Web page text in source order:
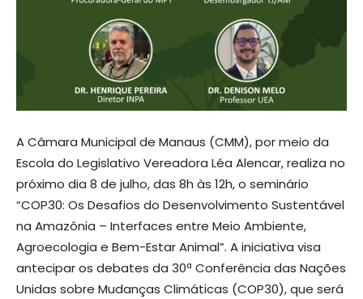
A Câmara Municipal de Manaus (CMM), por meio da
Escola do Legislativo Vereadora Léa Alencar, realiza no
próximo dia 8 de julho, das 8h às 12h, o seminário
“COP30: Os Desafios do Desenvolvimento Sustentável
na Amazônia – Interfaces entre Meio Ambiente,
Agroecologia e Bem-Estar Animal”. A iniciativa visa
antecipar os debates da 30ª Conferência das Nações
Unidas sobre Mudanças Climáticas (COP30), que será